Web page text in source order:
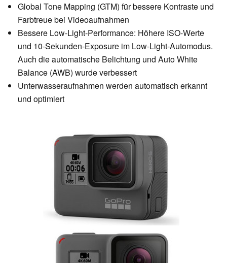
Global Tone Mapping (GTM) für bessere Kontraste und
Farbtreue bei Videoaufnahmen
Bessere Low-Light-Performance: Höhere ISO-Werte
und 10-Sekunden-Exposure im Low-Light-Automodus.
Auch die automatische Belichtung und Auto White
Balance (AWB) wurde verbessert
Unterwasseraufnahmen werden automatisch erkannt
und optimiert